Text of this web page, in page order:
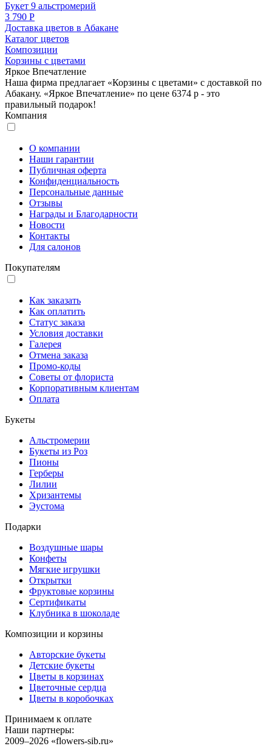
Букет 9 альстромерий
3 790 Р
Доставка цветов в Абакане
Каталог цветов
Композиции
Корзины с цветами
Яркое Впечатление
Наша фирма предлагает «Корзины с цветами» с доставкой по
Абакану. «Яркое Впечатление» по цене 6374 р - это
правильный подарок!
Компания
О компании
Наши гарантии
Публичная оферта
Конфиденциальность
Персональные данные
Отзывы
Награды и Благодарности
Новости
Контакты
Для салонов
Покупателям
Как заказать
Как оплатить
Статус заказа
Условия доставки
Галерея
Отмена заказа
Промо-коды
Советы от флориста
Корпоративным клиентам
Оплата
Букеты
Альстромерии
Букеты из Роз
Пионы
Герберы
Лилии
Хризантемы
Эустома
Подарки
Воздушные шары
Конфеты
Мягкие игрушки
Открытки
Фруктовые корзины
Сертификаты
Клубника в шоколаде
Композиции и корзины
Авторские букеты
Детские букеты
Цветы в корзинах
Цветочные сердца
Цветы в коробочках
Принимаем к оплате
Наши партнеры:
2009–2026 «flowers-sib.ru»